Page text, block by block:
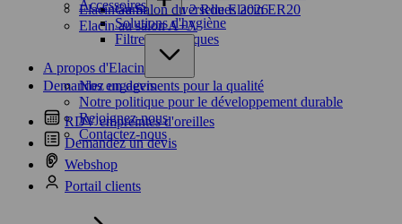
Gamme universelle Elacin ER20
Accessoires
Solutions d'hygiène
Filtres acoustiques
Elacin au Salon du 2 Roues 2026
Elacin au salon A+A
A propos d'Elacin
Nos engagements pour la qualité
Notre politique pour le développement durable
Rejoignez-nous
Contactez-nous
Demandez un devis
RDV empreintes d'oreilles
Demandez un devis
Webshop
Portail clients